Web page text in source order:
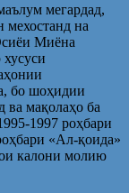
мегардад,
мехостанд на
Миёна
бо шоҳидии
ва мақолаҳо ба
1997 роҳбари
«Ал-қоида»
калони молию